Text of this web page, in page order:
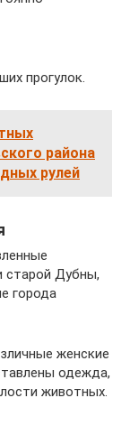
прогулок.
района
рулей
старой Дубны,
города
женские
одежда,
животных.